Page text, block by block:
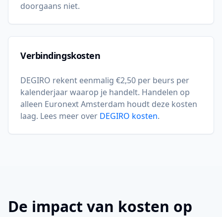
doorgaans niet.
Verbindingskosten
DEGIRO rekent eenmalig €2,50 per beurs per
kalenderjaar waarop je handelt. Handelen op
alleen Euronext Amsterdam houdt deze kosten
laag. Lees meer over DEGIRO kosten.
De impact van kosten op